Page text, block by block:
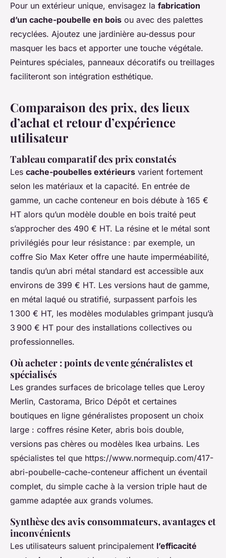
Pour un extérieur unique, envisagez la fabrication
d’un cache-poubelle en bois ou avec des palettes
recyclées. Ajoutez une jardinière au-dessus pour
masquer les bacs et apporter une touche végétale.
Peintures spéciales, panneaux décoratifs ou treillages
faciliteront son intégration esthétique.
Comparaison des prix, des lieux
d’achat et retour d’expérience
utilisateur
Tableau comparatif des prix constatés
Les cache-poubelles extérieurs varient fortement
selon les matériaux et la capacité. En entrée de
gamme, un cache conteneur en bois débute à 165 €
HT alors qu’un modèle double en bois traité peut
s’approcher des 490 € HT. La résine et le métal sont
privilégiés pour leur résistance : par exemple, un
coffre Sio Max Keter offre une haute imperméabilité,
tandis qu’un abri métal standard est accessible aux
environs de 399 € HT. Les versions haut de gamme,
en métal laqué ou stratifié, surpassent parfois les
1 300 € HT, les modèles modulables grimpant jusqu’à
3 900 € HT pour des installations collectives ou
professionnelles.
Où acheter : points de vente généralistes et
spécialisés
Les grandes surfaces de bricolage telles que Leroy
Merlin, Castorama, Brico Dépôt et certaines
boutiques en ligne généralistes proposent un choix
large : coffres résine Keter, abris bois double,
versions pas chères ou modèles Ikea urbains. Les
spécialistes tel que https://www.normequip.com/417-
abri-poubelle-cache-conteneur affichent un éventail
complet, du simple cache à la version triple haut de
gamme adaptée aux grands volumes.
Synthèse des avis consommateurs, avantages et
inconvénients
Les utilisateurs saluent principalement l’efficacité